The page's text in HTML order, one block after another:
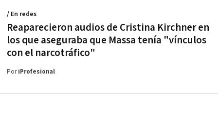
Reaparecieron audios de Cristina Kirchner en
los que aseguraba que Massa tenía "vínculos
con el narcotráfico"
/ En redes
PoriProfesional